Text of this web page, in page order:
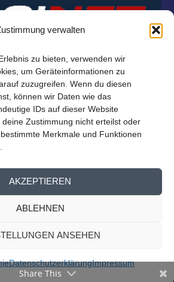
verwalten
zu bieten, verwenden wir
um Geräteinformationen zu
zuzugreifen. Wenn du diesen
können wir Daten wie das
IDs auf dieser Website
Zustimmung nicht erteilst oder
Merkmale und Funktionen
AKZEPTIEREN
ABLEHNEN
ANSEHEN
DatenschutzerklärungImpressum
Kommunikationsberatung
Kontakt Impressum
Datenschutz
Cookie-Richtlinie (EU)
Share This